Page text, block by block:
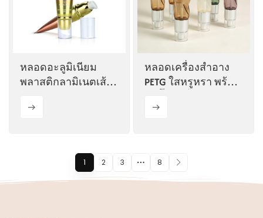
หลอดอะลูมิเนียม
พลาสติกลามิเนตเส้น
หลอดเครื่องสำอาง
PETG ใสหรูหรา พร้อม
1 2 3 8